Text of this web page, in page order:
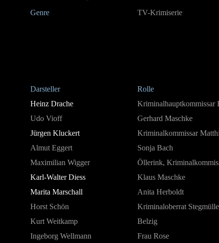
Genre
TV-Krimiserie
Darsteller
Rolle
Heinz Drache
Kriminalhauptkommissar
Udo Vioff
Gerhard Maschke
Jürgen Kluckert
Kriminalkommissar
Almut Eggert
Sonja Bach
Maximilian Wigger
Öllerink,
Karl-Walter Diess
Klaus Maschke
Marita Marschall
Anita Herboldt
Horst Schön
Kriminaloberrat
Kurt Weitkamp
Belzig
Ingeborg Wellmann
Frau Rose